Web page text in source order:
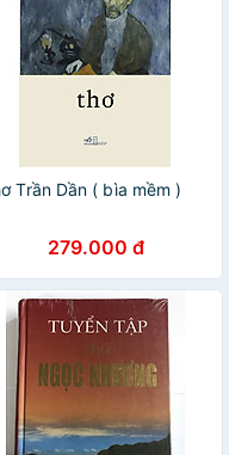
Trần Dần ( bìa mềm )
279.000 đ